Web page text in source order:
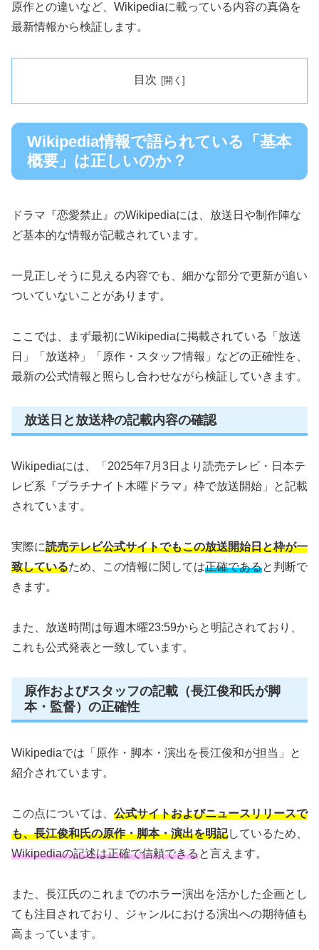
原作との違いなど、Wikipediaに載っている内容の真偽を
最新情報から検証します。
目次
Wikipedia情報で語られている「基本
概要」は正しいのか？
ドラマ『恋愛禁止』のWikipediaには、放送日や制作陣な
ど基本的な情報が記載されています。
一見正しそうに見える内容でも、細かな部分で更新が追い
ついていないことがあります。
ここでは、まず最初にWikipediaに掲載されている「放送
日」「放送枠」「原作・スタッフ情報」などの正確性を、
最新の公式情報と照らし合わせながら検証していきます。
放送日と放送枠の記載内容の確認
Wikipediaには、「2025年7月3日より読売テレビ・日本テ
レビ系『プラチナイト木曜ドラマ』枠で放送開始」と記載
されています。
実際に読売テレビ公式サイトでもこの放送開始日と枠が一
致しているため、この情報に関しては正確であると判断で
きます。
また、放送時間は毎週木曜23:59からと明記されており、
これも公式発表と一致しています。
原作およびスタッフの記載（長江俊和氏が脚
本・監督）の正確性
Wikipediaでは「原作・脚本・演出を長江俊和が担当」と
紹介されています。
この点については、 公式サイトおよびニュースリリースで
も、長江俊和氏の原作・脚本・演出を明記しているため、
Wikipediaの記述は正確で信頼できると言えます。
また、長江氏のこれまでのホラー演出を活かした企画とし
ても注目されており、ジャンルにおける演出への期待値も
高まっています。